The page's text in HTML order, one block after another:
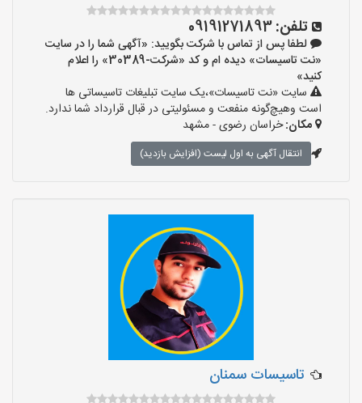
تلفن:09191271893
لطفا پس از تماس با شرکت بگویید: «آگهی شما را در سایت
«نت تاسیسات» دیده ام و کد «شرکت-30389» را اعلام
کنید»
سایت «نت تاسیسات»،یک سایت تبلیغات تاسیساتی ها
است وهیچ‌گونه منفعت و مسئولیتی در قبال قرارداد شما ندارد.
مکان:خراسان رضوی - مشهد
انتقال آگهی به اول لیست (افزایش بازدید)
تاسیسات سمنان